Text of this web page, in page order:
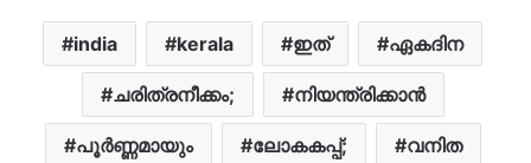
india kerala ഇത് ഏകദിന
ചരിത്രനീക്കം; നിയന്ത്രിക്കാൻ
പൂർണ്ണമായും ലോകകപ്പ്; വനിത